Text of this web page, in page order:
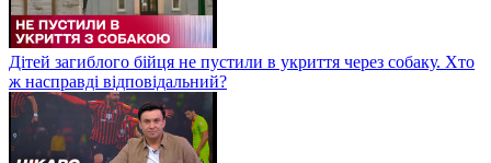
Дітей загиблого бійця не пустили в укриття через собаку. Хто
ж насправді відповідальний?